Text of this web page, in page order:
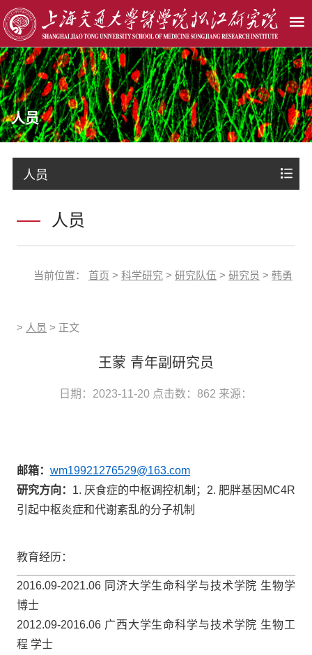
人员
人员
人员
当前位置： 首页 > 科学研究 > 研究队伍 > 研究员 > 韩勇
> 人员 > 正文
王蒙 青年副研究员
日期：2023-11-20 点击数：862 来源：
邮箱： wm19921276529@163.com
研究方向： 1. 厌食症的中枢调控机制； 2. 肥胖基因 MC4R
引起中枢炎症和代谢紊乱的分子机制
教育经历：
2016.09-2021.06 同济大学生命科学与技术学院 生物学
博士
2012.09-2016.06 广西大学生命科学与技术学院 生物工
程 学士